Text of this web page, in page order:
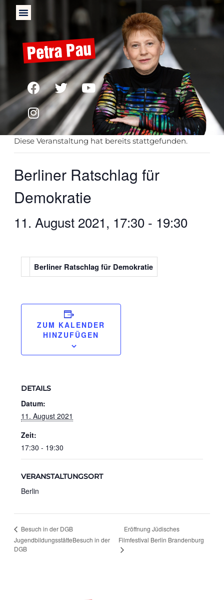
« Alle Veranstaltungen
Diese Veranstaltung hat bereits stattgefunden.
Berliner Ratschlag für
Demokratie
11. August 2021, 17:30- 19:30
Berliner Ratschlag für Demokratie
ZUM KALENDER
HINZUFÜGEN
DETAILS
Datum:
11. August 2021
Zeit:
17:30 - 19:30
VERANSTALTUNGSORT
Berlin
Besuch in der DGB
JugendbildungsstätteBesuch in der
DGB
Eröffnung Jüdisches
Filmfestival Berlin Brandenburg